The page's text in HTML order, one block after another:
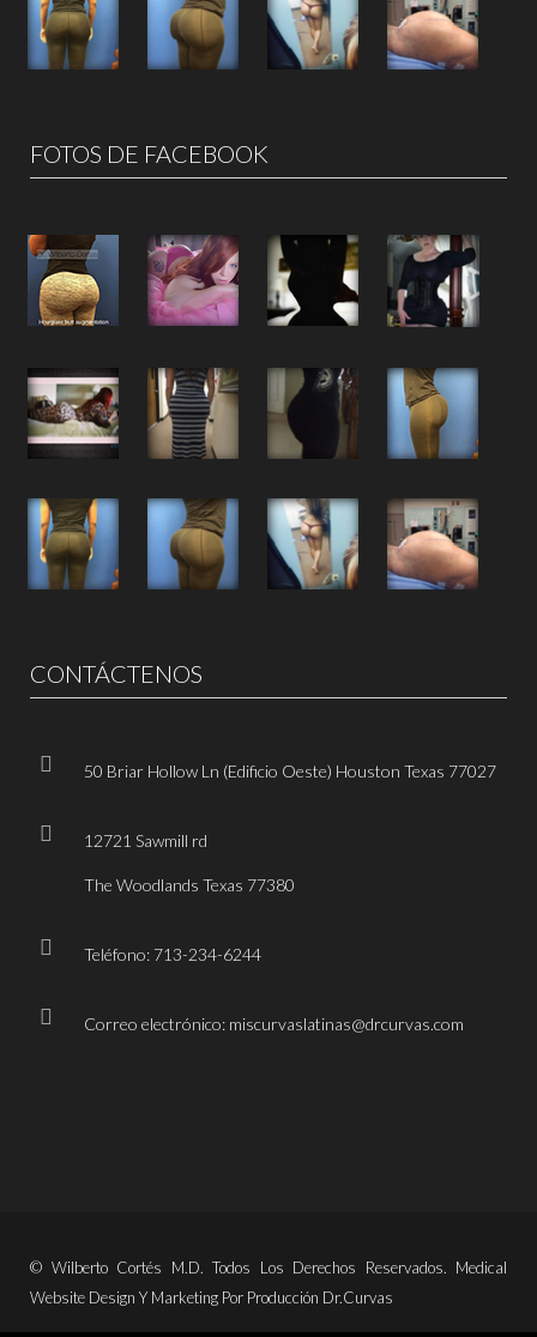
FOTOS DE FACEBOOK
CONTÁCTENOS
50 Briar Hollow Ln (Edificio Oeste) Houston Texas 77027
12721 Sawmill rd
The Woodlands Texas 77380
Teléfono: 713-234-6244
Correo electrónico: miscurvaslatinas@drcurvas.com
© Wilberto Cortés M.D. Todos Los Derechos Reservados. Medical
Website Design Y Marketing Por Producción Dr.Curvas